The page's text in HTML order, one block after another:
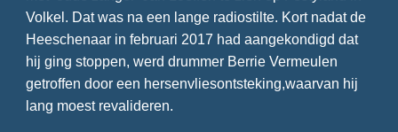
Volkel. Dat was na een lange radiostilte. Kort nadat de
Heeschenaar in februari 2017 had aangekondigd dat
hij ging stoppen, werd drummer Berrie Vermeulen
getroffen door een hersenvliesontsteking,waarvan hij
lang moest revalideren.